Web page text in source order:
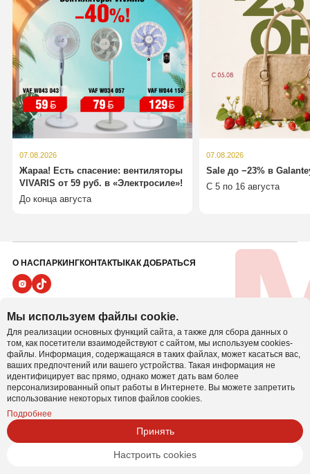
07.08.2026
Жараа! Есть спасение: вентиляторы
VIVARIS от 59 руб. в «Электросиле»!
До конца августа
07.08.2026
Sale до −23% в
С 5 по 16 августа
О НАСПАРКИНГКОНТАКТЫ КАК ДОБРАТЬСЯ
ПОЛИТИКА В ОТНОШЕНИИ ОБРАБОТКИ ПЕРСОНАЛЬНЫХ ДАННЫХ
Настроить cookie
ПОЛИТИКА COOKIE
Иностранное унитарное предприятие
«БелВиллесден» УНП 800001064
Юридический адрес: 220024, г. Минск, пер. Асаналиева, 3
Тел/факс: 207-50 - 45
Банковские реквизиты: БИК PJCBBY2X р/с
BY18PJCB30120003551000000933 «Приорбанк» ОАО, ЦБУ100, г.
Минск, ул. Радиальная, 38а УНП 800001064
Мы используем файлы cookie.
Для реализации основных функций сайта, а также для сбора данных о
том, как посетители взаимодействуют с сайтом, мы используем cookies-
файлы. Информация, содержащаяся в таких файлах, может касаться вас,
ваших предпочтений или вашего устройства. Такая информация не
идентифицирует вас прямо, однако может дать вам более
персонализированный опыт работы в Интернете. Вы можете запретить
использование некоторых типов файлов cookies.
Подробнее
Принять
Настроить cookies